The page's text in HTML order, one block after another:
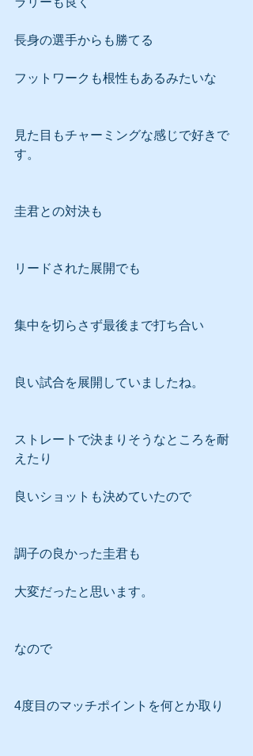
長身の選手からも勝てる
フットワークも根性もあるみたいな
見た目もチャーミングな感じで好きで
す。
圭君との対決も
リードされた展開でも
集中を切らさず最後まで打ち合い
良い試合を展開していましたね。
ストレートで決まりそうなところを耐
えたり
良いショットも決めていたので
調子の良かった圭君も
大変だったと思います。
なので
4度目のマッチポイントを何とか取り